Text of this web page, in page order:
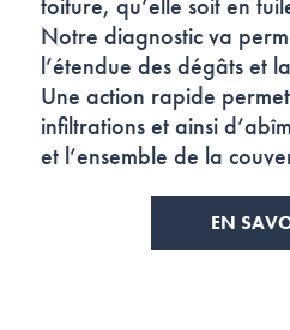
Notre diagnostic va
l’étendue des dégâts et
Une action rapide
infiltrations et ainsi
et l’ensemble de la
EN